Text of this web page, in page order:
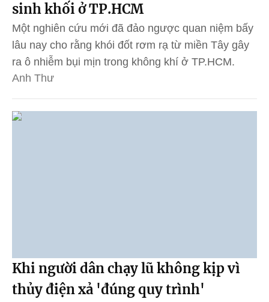
sinh khối ở TP.HCM
Một nghiên cứu mới đã đảo ngược quan niệm bấy
lâu nay cho rằng khói đốt rơm rạ từ miền Tây gây
ra ô nhiễm bụi mịn trong không khí ở TP.HCM.
Anh Thư
Khi người dân chạy lũ không kịp vì
thủy điện xả 'đúng quy trình'